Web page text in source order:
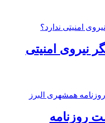
نیروی امنیتی
روزنامه‌